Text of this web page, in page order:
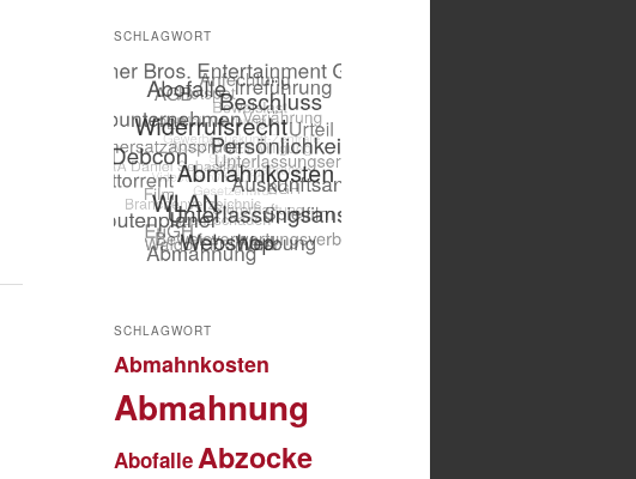
SCHLAGWORT
SCHLAGWORT
Abmahnkosten
Abmahnung
AbofalleAbzocke